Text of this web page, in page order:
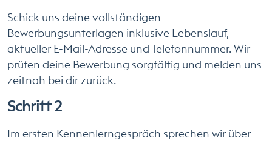
Schick uns deine vollständigen
Bewerbungsunterlagen inklusive Lebenslauf,
aktueller E-Mail-Adresse und Telefonnummer. Wir
prüfen deine Bewerbung sorgfältig und melden uns
zeitnah bei dir zurück.
Schritt 2
Im ersten Kennenlerngespräch sprechen wir über